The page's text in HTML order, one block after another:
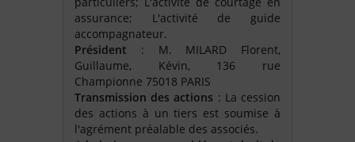
assurance; L'activité de guide
accompagnateur.
Président : M. MILARD Florent,
Guillaume, Kévin, 136 rue
Championne 75018 PARIS
Transmission des actions : La cession
des actions à un tiers est soumise à
l'agrément préalable des associés.